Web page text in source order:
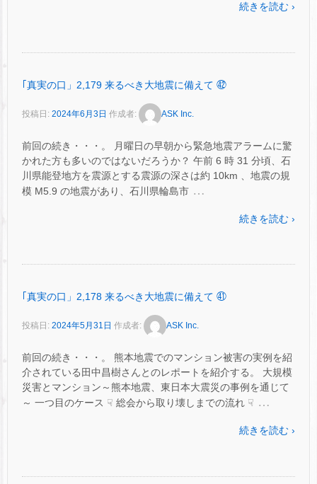
続きを読む ›
｢真実の口」2,179 来るべき大地震に備えて ㊷
投稿日: 2024年6月3日 作成者: ASK Inc.
前回の続き・・・。 月曜日の早朝から緊急地震アラームに驚
かれた方も多いのではないだろうか？ 午前 6 時 31 分頃、石
川県能登地方を震源とする震源の深さは約 10km 、地震の規
模 M5.9 の地震があり、石川県輪島市 …
続きを読む ›
｢真実の口」2,178 来るべき大地震に備えて ㊶
投稿日: 2024年5月31日 作成者: ASK Inc.
前回の続き・・・。 熊本地震でのマンション被害の実例を紹
介されている田中昌樹さんとのレポートを紹介する。 大規模
災害とマンション～熊本地震、東日本大震災の事例を通じて
～ 一つ目のケース ☟ 総会から取り壊しまでの流れ ☟ …
続きを読む ›